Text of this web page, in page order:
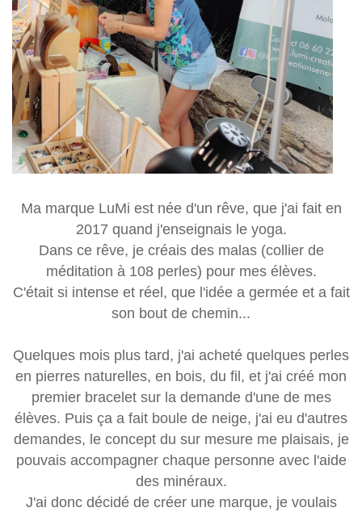
Ma marque LuMi est née d'un rêve, que j'ai fait en
2017 quand j'enseignais le yoga.
Dans ce rêve, je créais des malas (collier de
méditation à 108 perles) pour mes élèves.
C'était si intense et réel, que l'idée a germée et a fait
son bout de chemin...
Quelques mois plus tard, j'ai acheté quelques perles
en pierres naturelles, en bois, du fil, et j'ai créé mon
premier bracelet sur la demande d'une de mes
élèves. Puis ça a fait boule de neige, j'ai eu d'autres
demandes, le concept du sur mesure me plaisais, je
pouvais accompagner chaque personne avec l'aide
des minéraux.
J'ai donc décidé de créer une marque, je voulais